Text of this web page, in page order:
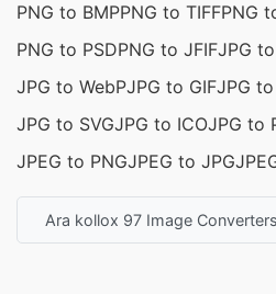
PNG to BMPPNG to TIFFPNG
PNG to PSDPNG to JFIFJPG
JPG to WebPJPG to GIFJPG
JPG to SVGJPG to ICOJPG to
JPEG to PNGJPEG to JPG
Ara kollox 97 Image